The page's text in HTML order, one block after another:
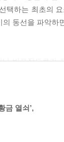
택하는 최초의
동선을 파악
비포장도로가
점은 큰 매력이
기도 한다.
금 열쇠’,